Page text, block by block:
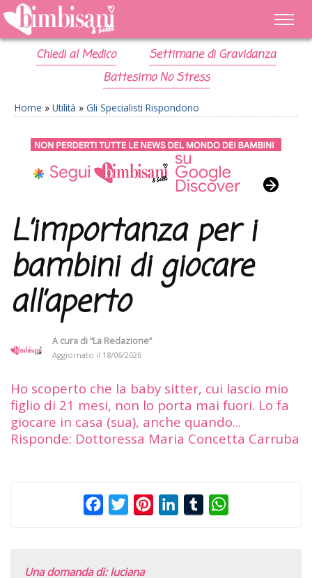
Chiedi al Medico
Settimane di Gravidanza
Battesimo No Stress
Home » Utilità » Gli Specialisti Rispondono
L’importanza per i
bambini di giocare
all’aperto
A cura di“La Redazione”
Aggiornato il 18/06/2026
Ho scoperto che la baby sitter, cui lascio mio
figlio di 21 mesi, non lo porta mai fuori. Lo fa
giocare in casa (sua), anche quando...
Risponde: Dottoressa Maria Concetta Carruba
FacebookTwitterPinterestLinkedInTumblr
Una domanda di: luciana